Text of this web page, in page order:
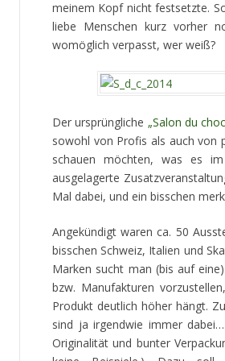
meinem Kopf nicht festsetzte.
liebe Menschen kurz vorher
womöglich verpasst, wer weiß?
Der ursprüngliche „Salon du
sowohl von Profis als auch von
schauen möchten, was es
ausgelagerte
Mal dabei, und ein bisschen
Angekündigt waren ca. 50
bisschen Schweiz, Italien und
Marken sucht man (bis auf
bzw. Manufakturen
Produkt deutlich höher hängt.
sind ja irgendwie immer
Originalität und bunter